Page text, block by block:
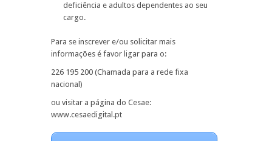
deficiência e adultos dependentes ao seu
cargo.
Para se inscrever e/ou solicitar mais
informações é favor ligar para o:
226 195 200 (Chamada para a rede fixa
nacional)
ou visitar a página do Cesae:
www.cesaedigital.pt